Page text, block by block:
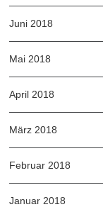
Juni 2018
Mai 2018
April 2018
März 2018
Februar 2018
Januar 2018